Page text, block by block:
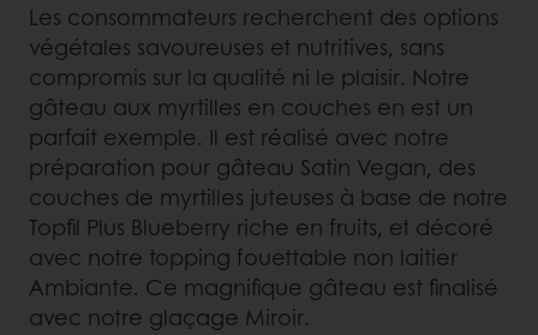
Les consommateurs recherchent des options
végétales savoureuses et nutritives, sans
compromis sur la qualité ni le plaisir. Notre
gâteau aux myrtilles en couches en est un
parfait exemple. Il est réalisé avec notre
préparation pour gâteau Satin Vegan, des
couches de myrtilles juteuses à base de notre
Topfil Plus Blueberry riche en fruits, et décoré
avec notre topping fouettable non laitier
Ambiante. Ce magnifique gâteau est finalisé
avec notre glaçage Miroir.